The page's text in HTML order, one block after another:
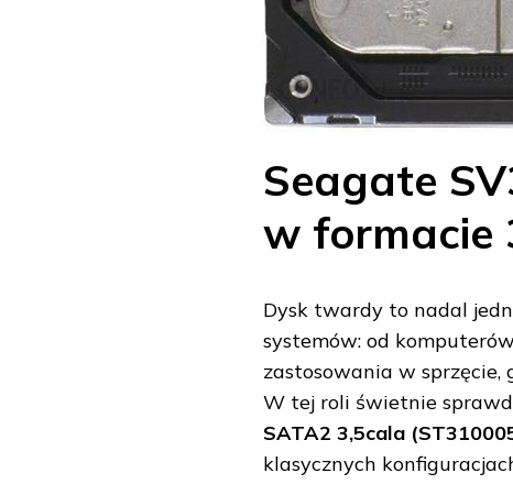
Seagate
w formacie
Dysk twardy to nadal
systemów: od
zastosowania w
W tej roli świetnie
SATA2 3,5cala
klasycznych